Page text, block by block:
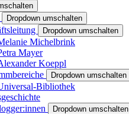
Dropdown umschalten
Dropdown umschalten
Michelbrink
Mayer
Koeppl
Dropdown umschalten
Bibliothek
Dropdown umschalten